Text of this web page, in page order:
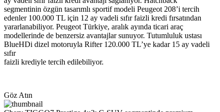
segmentinin özgün tasarımlı sportif modeli Peugeot 208’i tercih
edenler 100.000 TL için 12 ay vadeli sıfır faizli kredi fırsatından
yararlanabiliyor. Peugeot Türkiye, aralık ayında ticari araç
modellerinde de benzersiz avantajlar sunuyor. Tutumluluk ustası
BlueHDi dizel motoruyla Rifter 120.000 TL’ye kadar 15 ay vadeli
sıfır
faizli krediyle tercih edilebiliyor.
Göz Atın